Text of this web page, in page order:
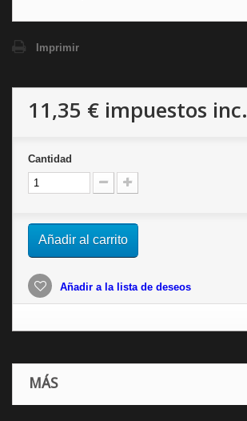
Imprimir
11,35 € impuestos inc.
Cantidad
Añadir al carrito
Añadir a la lista de deseos
MÁS